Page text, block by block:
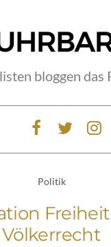
bloggen das
Politik
Völkerrecht